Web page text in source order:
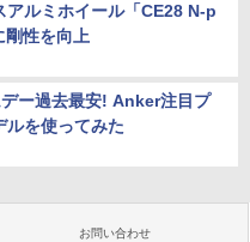
アルミホイール「CE28 N-p
剛性を向上
ー過去最安! Anker注目プ
ルを使ってみた
お問い合わせ